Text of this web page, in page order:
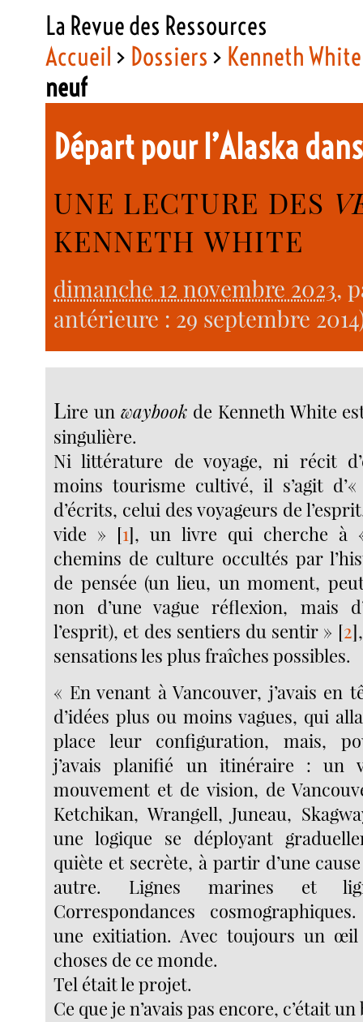
La Revue des Ressources
Accueil > Dossiers > Kenneth White
neuf
Départ pour l’Alaska
UNE LECTURE DES
KENNETH WHITE
dimanche 12 novembre 2023,
antérieure : 29 septembre
Lire un waybookde Kenneth White
singulière.
Ni littérature de voyage, ni récit
moins tourisme cultivé, il s’agit
d’écrits, celui des voyageurs de
vide » [1], un livre qui cherche à
chemins de culture occultés par
de pensée (un lieu, un moment,
non d’une vague réflexion, mais
l’esprit), et des sentiers du sentir » [2]
sensations les plus fraîches possibles.
« En venant à Vancouver, j’avais en
d’idées plus ou moins vagues, qui
place leur configuration, mais,
j’avais planifié un itinéraire : un
mouvement et de vision, de
Ketchikan, Wrangell, Juneau,
une logique se déployant
quiète et secrète, à partir d’une
autre. Lignes marines et
Correspondances
une exitiation. Avec toujours un
choses de ce monde.
Tel était le projet.
Ce que je n’avais pas encore, c’était un